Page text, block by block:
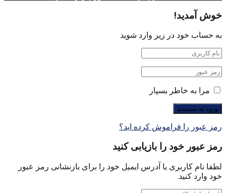
خوش آمدید!
به حساب خود در زیر وارد شوید
مرا به خاطر بسپار
رمز عبور را فراموش کرده اید؟
رمز عبور خود را بازیابی کنید
لطفا نام کاربری یا آدرس ایمیل خود را برای بازنشانی رمز عبور
خود وارد کنید.